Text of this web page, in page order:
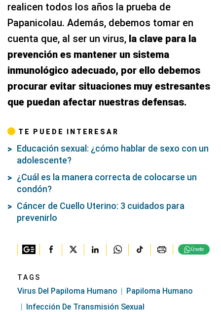
realicen todos los años la prueba de
Papanicolau. Además, debemos tomar en
cuenta que, al ser un virus, la clave para la
prevención es mantener un sistema
inmunológico adecuado, por ello debemos
procurar evitar situaciones muy estresantes
que puedan afectar nuestras defensas.
TE PUEDE INTERESAR
Educación sexual: ¿cómo hablar de sexo con un
adolescente?
¿Cuál es la manera correcta de colocarse un
condón?
Cáncer de Cuello Uterino: 3 cuidados para
prevenirlo
Únete
TAGS
Virus Del Papiloma Humano
Papiloma Humano
Infección De Transmisión Sexual